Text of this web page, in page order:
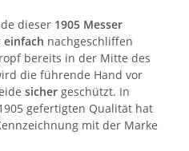
dieser 1905 Messer
einfach nachgeschliffen
bereits in der Mitte des
die führende Hand vor
sicher geschützt. In
gefertigten Qualität hat
mit der Marke